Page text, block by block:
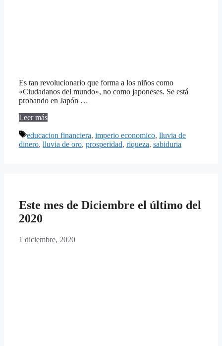
Es tan revolucionario que forma a los niños como
«Ciudadanos del mundo», no como japoneses. Se está
probando en Japón …
Leer más
Etiquetas
educacion financiera, imperio economico, lluvia de
dinero, lluvia de oro, prosperidad, riqueza, sabiduria
Este mes de Diciembre el último del
2020
1 diciembre, 2020